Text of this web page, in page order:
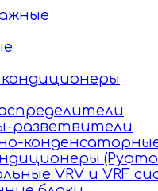
разветвители
VRV и VRF